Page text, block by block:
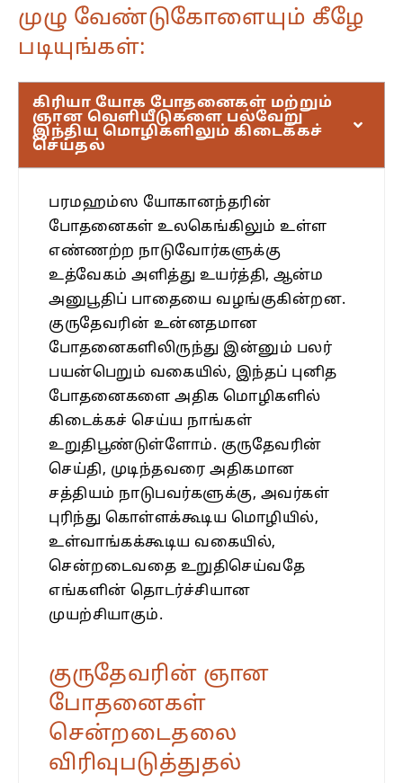
முழு வேண்டுகோளையும் கீழே
படியுங்கள்:
கிரியா யோக போதனைகள் மற்றும்
ஞான வெளியீடுகளை பல்வேறு
இந்திய மொழிகளிலும் கிடைக்கச்
செய்தல்
பரமஹம்ஸ யோகானந்தரின்
போதனைகள் உலகெங்கிலும் உள்ள
எண்ணற்ற நாடுவோர்களுக்கு
உத்வேகம் அளித்து உயர்த்தி, ஆன்ம
அனுபூதிப் பாதையை வழங்குகின்றன.
குருதேவரின் உன்னதமான
போதனைகளிலிருந்து இன்னும் பலர்
பயன்பெறும் வகையில், இந்தப் புனித
போதனைகளை அதிக மொழிகளில்
கிடைக்கச் செய்ய நாங்கள்
உறுதிபூண்டுள்ளோம். குருதேவரின்
செய்தி, முடிந்தவரை அதிகமான
சத்தியம் நாடுபவர்களுக்கு, அவர்கள்
புரிந்து கொள்ளக்கூடிய மொழியில்,
உள்வாங்கக்கூடிய வகையில்,
சென்றடைவதை உறுதிசெய்வதே
எங்களின் தொடர்ச்சியான
முயற்சியாகும்.
குருதேவரின் ஞான
போதனைகள்
சென்றடைதலை
விரிவுபடுத்துதல்